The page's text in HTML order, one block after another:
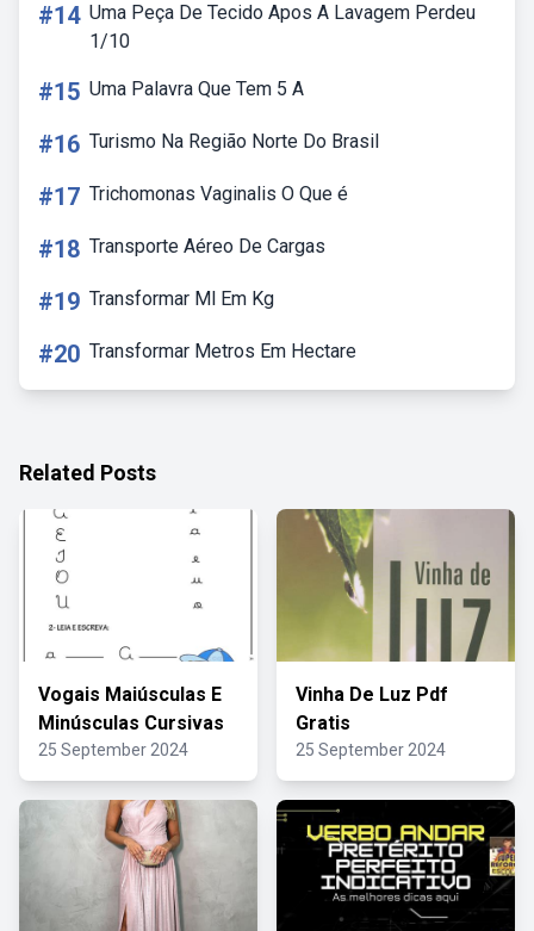
#14 Uma Peça De Tecido Apos A Lavagem Perdeu
1/10
#15 Uma Palavra Que Tem 5 A
#16 Turismo Na Região Norte Do Brasil
#17 Trichomonas Vaginalis O Que é
#18 Transporte Aéreo De Cargas
#19 Transformar Ml Em Kg
#20 Transformar Metros Em Hectare
Related Posts
Vogais Maiúsculas E
Minúsculas Cursivas
25 September 2024
Vinha De Luz Pdf
Gratis
25 September 2024